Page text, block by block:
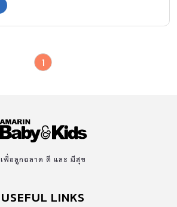
1
เพื่อลูกฉลาด ดี และ มีสุข
USEFUL LINKS